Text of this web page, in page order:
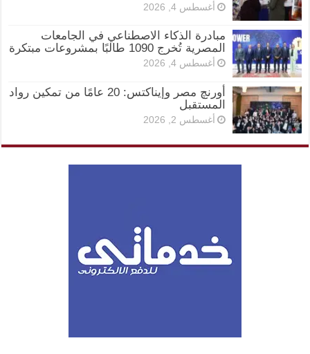
أغسطس 4, 2026
مبادرة الذكاء الاصطناعي في الجامعات
المصرية تُخرج 1090 طالبًا بمشروعات مبتكرة
أغسطس 4, 2026
أورنچ مصر وإيناكتس: 20 عامًا من تمكين رواد
المستقبل
أغسطس 2, 2026